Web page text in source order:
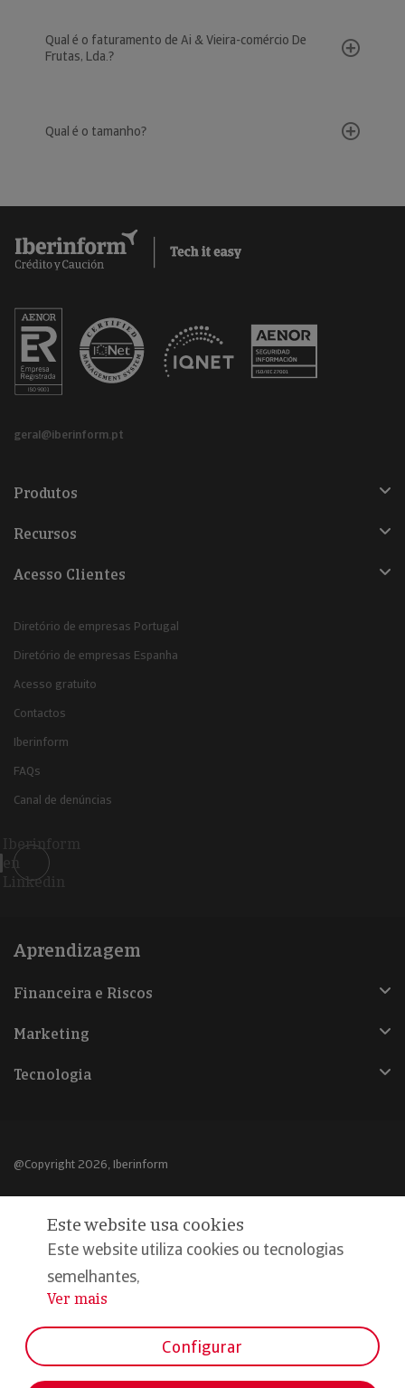
Qual é o faturamento de Ai & Vieira-comércio De
Frutas, Lda.?
Qual é o tamanho?
geral@iberinform.pt
Produtos
Recursos
Acesso Clientes
Diretório de empresas Portugal
Diretório de empresas Espanha
Acesso gratuito
Contactos
Iberinform
FAQs
Canal de denúncias
Iberinform
en
Linkedin
Aprendizagem
Financeira e Riscos
Marketing
Tecnologia
@Copyright 2026, Iberinform
Declaração de privacidade
Compromisso qualidade e segurança
Este website usa cookies
Este website utiliza cookies ou tecnologias
semelhantes,
...
Ver mais
Configurar